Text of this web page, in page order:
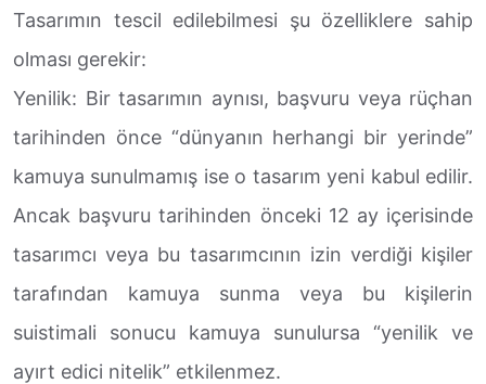
Tasarımın tescil edilebilmesi şu özelliklere sahip
olması gerekir:
Yenilik: Bir tasarımın aynısı, başvuru veya rüçhan
tarihinden önce “dünyanın herhangi bir yerinde”
kamuya sunulmamış ise o tasarım yeni kabul edilir.
Ancak başvuru tarihinden önceki 12 ay içerisinde
tasarımcı veya bu tasarımcının izin verdiği kişiler
tarafından kamuya sunma veya bu kişilerin
suistimali sonucu kamuya sunulursa “yenilik ve
ayırt edici nitelik” etkilenmez.